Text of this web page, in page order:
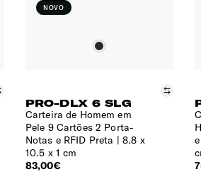
Comparar
NOVO
PRO-DLX 6 SLG
Carteira de Homem em
Pele 9 Cartões 2 Porta-
Notas e RFID Preta
8.8 x
10.5 x 1 cm
83,00€